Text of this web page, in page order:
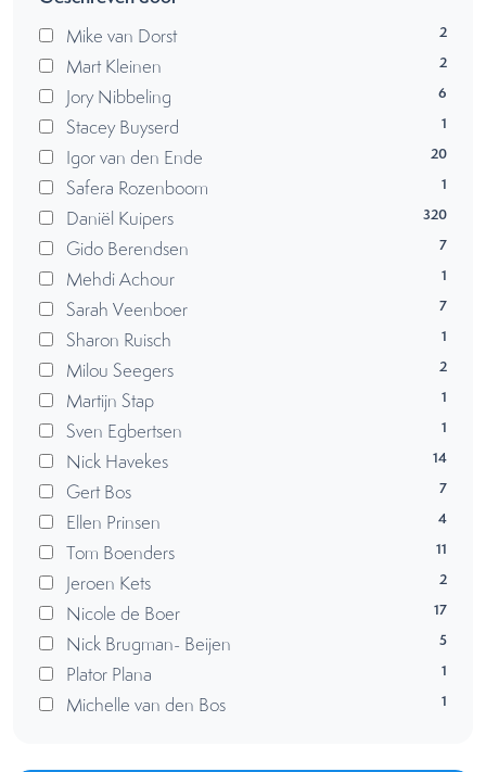
Mike van Dorst 2
Mart Kleinen 2
Jory Nibbeling 6
Stacey Buyserd 1
Igor van den Ende 20
Safera Rozenboom 1
Daniël Kuipers 320
Gido Berendsen 7
Mehdi Achour 1
Sarah Veenboer 7
Sharon Ruisch 1
Milou Seegers 2
Martijn Stap 1
Sven Egbertsen 1
Nick Havekes 14
Gert Bos 7
Ellen Prinsen 4
Tom Boenders 11
Jeroen Kets 2
Nicole de Boer 17
Nick Brugman- Beijen 5
Plator Plana 1
Michelle van den Bos 1